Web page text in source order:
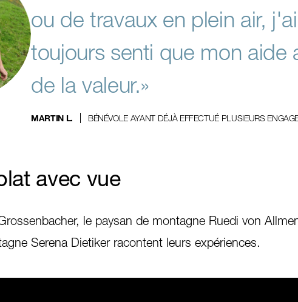
ou de travaux en plein air, j'ai
toujours senti que mon aide
de la valeur.»
MARTIN L. BÉNÉVOLE AYANT DÉJÀ EFFECTUÉ PLUSIEURS
avec vue
le paysan de montagne Ruedi von
Serena Dietiker racontent leurs expériences.